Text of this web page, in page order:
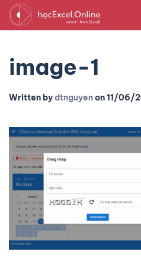
image-1
Written bydtnguyenon11/06/